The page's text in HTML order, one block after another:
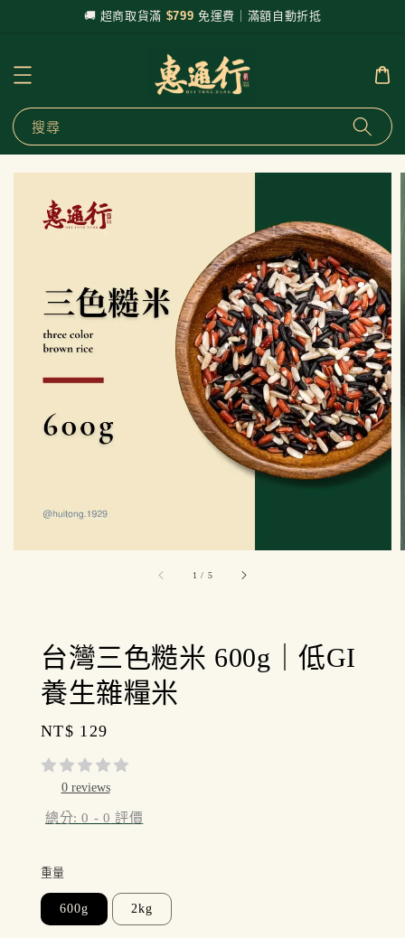
🚚 超商取貨滿 $799 免運費｜滿額自動折抵
搜尋
1 / 5
台灣三色糙米 600g｜低GI
養生雜糧米
Regular
price
NT$ 129
0 reviews
總分:0 - 0 評價
重量
600g 2kg